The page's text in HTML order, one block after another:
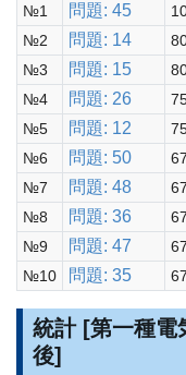
№1
問題: 45
№2
問題: 14
№3
問題: 15
№4
問題: 26
№5
問題: 12
№6
問題: 50
№7
問題: 48
№8
問題: 36
№9
問題: 47
№10
問題: 35
統計 [第一種電
後]